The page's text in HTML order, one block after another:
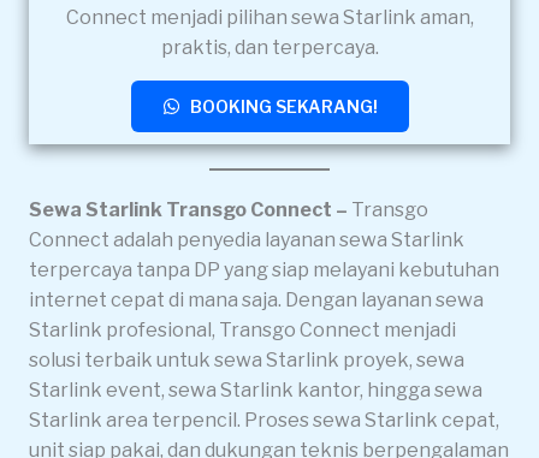
Connect menjadi pilihan sewa Starlink aman,
praktis, dan terpercaya.
BOOKING SEKARANG!
Sewa Starlink Transgo Connect – Transgo
Connect adalah penyedia layanan sewa Starlink
terpercaya tanpa DP yang siap melayani kebutuhan
internet cepat di mana saja. Dengan layanan sewa
Starlink profesional, Transgo Connect menjadi
solusi terbaik untuk sewa Starlink proyek, sewa
Starlink event, sewa Starlink kantor, hingga sewa
Starlink area terpencil. Proses sewa Starlink cepat,
unit siap pakai, dan dukungan teknis berpengalaman